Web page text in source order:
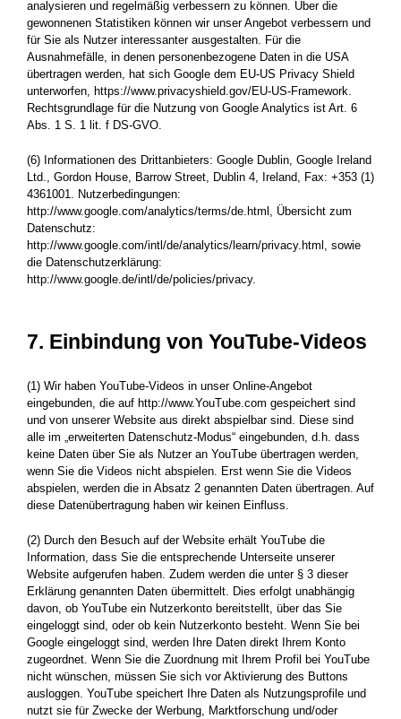
analysieren und regelmäßig verbessern zu können. Über die
gewonnenen Statistiken können wir unser Angebot verbessern und
für Sie als Nutzer interessanter ausgestalten. Für die
Ausnahmefälle, in denen personenbezogene Daten in die USA
übertragen werden, hat sich Google dem EU-US Privacy Shield
unterworfen, https://www.privacyshield.gov/EU-US-Framework.
Rechtsgrundlage für die Nutzung von Google Analytics ist Art. 6
Abs. 1 S. 1 lit. f DS-GVO.
(6) Informationen des Drittanbieters: Google Dublin, Google Ireland
Ltd., Gordon House, Barrow Street, Dublin 4, Ireland, Fax: +353 (1)
4361001. Nutzerbedingungen:
http://www.google.com/analytics/terms/de.html, Übersicht zum
Datenschutz:
http://www.google.com/intl/de/analytics/learn/privacy.html, sowie
die Datenschutzerklärung:
http://www.google.de/intl/de/policies/privacy.
7. Einbindung von YouTube-Videos
(1) Wir haben YouTube-Videos in unser Online-Angebot
eingebunden, die auf http://www.YouTube.com gespeichert sind
und von unserer Website aus direkt abspielbar sind. Diese sind
alle im „erweiterten Datenschutz-Modus“ eingebunden, d.h. dass
keine Daten über Sie als Nutzer an YouTube übertragen werden,
wenn Sie die Videos nicht abspielen. Erst wenn Sie die Videos
abspielen, werden die in Absatz 2 genannten Daten übertragen. Auf
diese Datenübertragung haben wir keinen Einfluss.
(2) Durch den Besuch auf der Website erhält YouTube die
Information, dass Sie die entsprechende Unterseite unserer
Website aufgerufen haben. Zudem werden die unter § 3 dieser
Erklärung genannten Daten übermittelt. Dies erfolgt unabhängig
davon, ob YouTube ein Nutzerkonto bereitstellt, über das Sie
eingeloggt sind, oder ob kein Nutzerkonto besteht. Wenn Sie bei
Google eingeloggt sind, werden Ihre Daten direkt Ihrem Konto
zugeordnet. Wenn Sie die Zuordnung mit Ihrem Profil bei YouTube
nicht wünschen, müssen Sie sich vor Aktivierung des Buttons
ausloggen. YouTube speichert Ihre Daten als Nutzungsprofile und
nutzt sie für Zwecke der Werbung, Marktforschung und/oder